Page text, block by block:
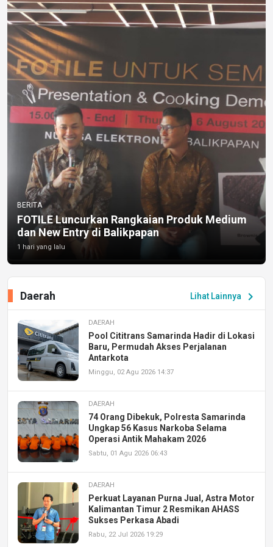
BERITA
FOTILE Luncurkan Rangkaian Produk Medium
dan New Entry di Balikpapan
1 hari yang lalu
Lihat Lainnya chevron_right
Daerah
DAERAH
Pool Cititrans Samarinda Hadir di Lokasi
Baru, Permudah Akses Perjalanan
Antarkota
Minggu, 02 Agu 2026 14:37
DAERAH
74 Orang Dibekuk, Polresta Samarinda
Ungkap 56 Kasus Narkoba Selama
Operasi Antik Mahakam 2026
Sabtu, 01 Agu 2026 06:43
DAERAH
Perkuat Layanan Purna Jual, Astra Motor
Kalimantan Timur 2 Resmikan AHASS
Sukses Perkasa Abadi
Rabu, 22 Jul 2026 19:29